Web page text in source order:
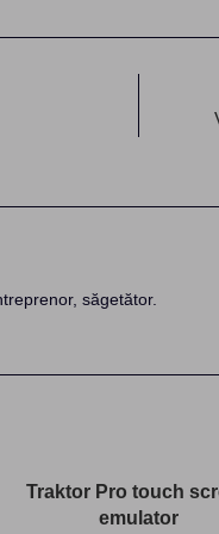
săgetător.
Traktor Pro touch
emulator